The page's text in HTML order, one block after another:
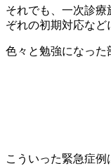
それでも、一次診
ぞれの初期対応など
色々と勉強になった
こういった緊急症例